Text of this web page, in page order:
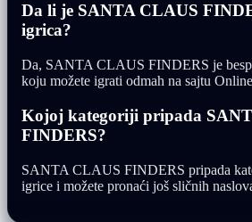
Da li je SANTA CLAUS
igrica?
Da, SANTA CLAUS FINDERS je
koju možete igrati odmah na sajtu
Kojoj kategoriji pripada
FINDERS?
SANTA CLAUS FINDERS pripada
igrice i možete pronaći još sličnih